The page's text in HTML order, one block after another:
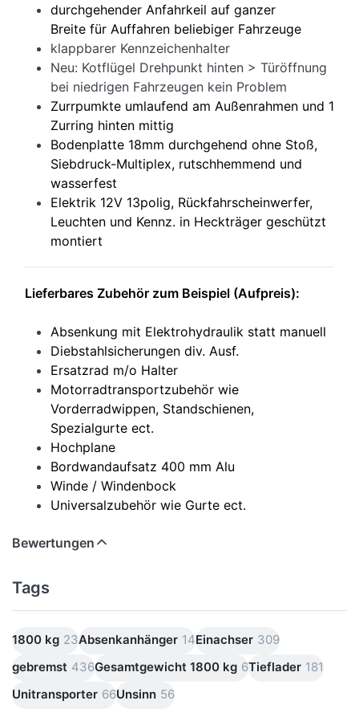
durchgehender Anfahrkeil auf ganzer
Breite für Auffahren beliebiger Fahrzeuge
klappbarer Kennzeichenhalter
Neu: Kotflügel Drehpunkt hinten > Türöffnung
bei niedrigen Fahrzeugen kein Problem
Zurrpumkte umlaufend am Außenrahmen und 1
Zurring hinten mittig
Bodenplatte 18mm durchgehend ohne Stoß,
Siebdruck-Multiplex, rutschhemmend und
wasserfest
Elektrik 12V 13polig, Rückfahrscheinwerfer,
Leuchten und Kennz. in Heckträger geschützt
montiert
Lieferbares Zubehör zum Beispiel (Aufpreis):
Absenkung mit Elektrohydraulik statt manuell
Diebstahlsicherungen div. Ausf.
Ersatzrad m/o Halter
Motorradtransportzubehör wie
Vorderradwippen, Standschienen,
Spezialgurte ect.
Hochplane
Bordwandaufsatz 400 mm Alu
Winde / Windenbock
Universalzubehör wie Gurte ect.
Bewertungen
Tags
1800 kg 23Absenkanhänger 14Einachser 309
gebremst 436Gesamtgewicht 1800 kg 6Tieflader 181
Unitransporter 66Unsinn 56